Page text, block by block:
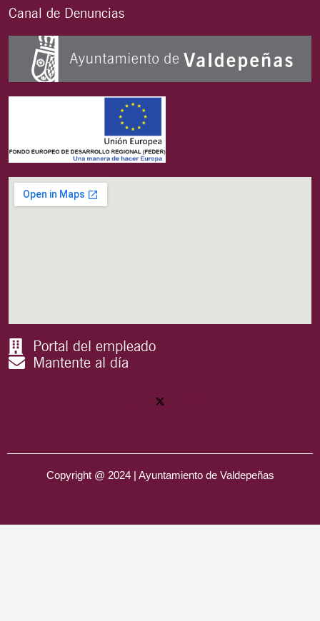
Canal de Denuncias
Portal del empleado
Mantente al día
Copyright @ 2024 | Ayuntamiento de Valdepeñas